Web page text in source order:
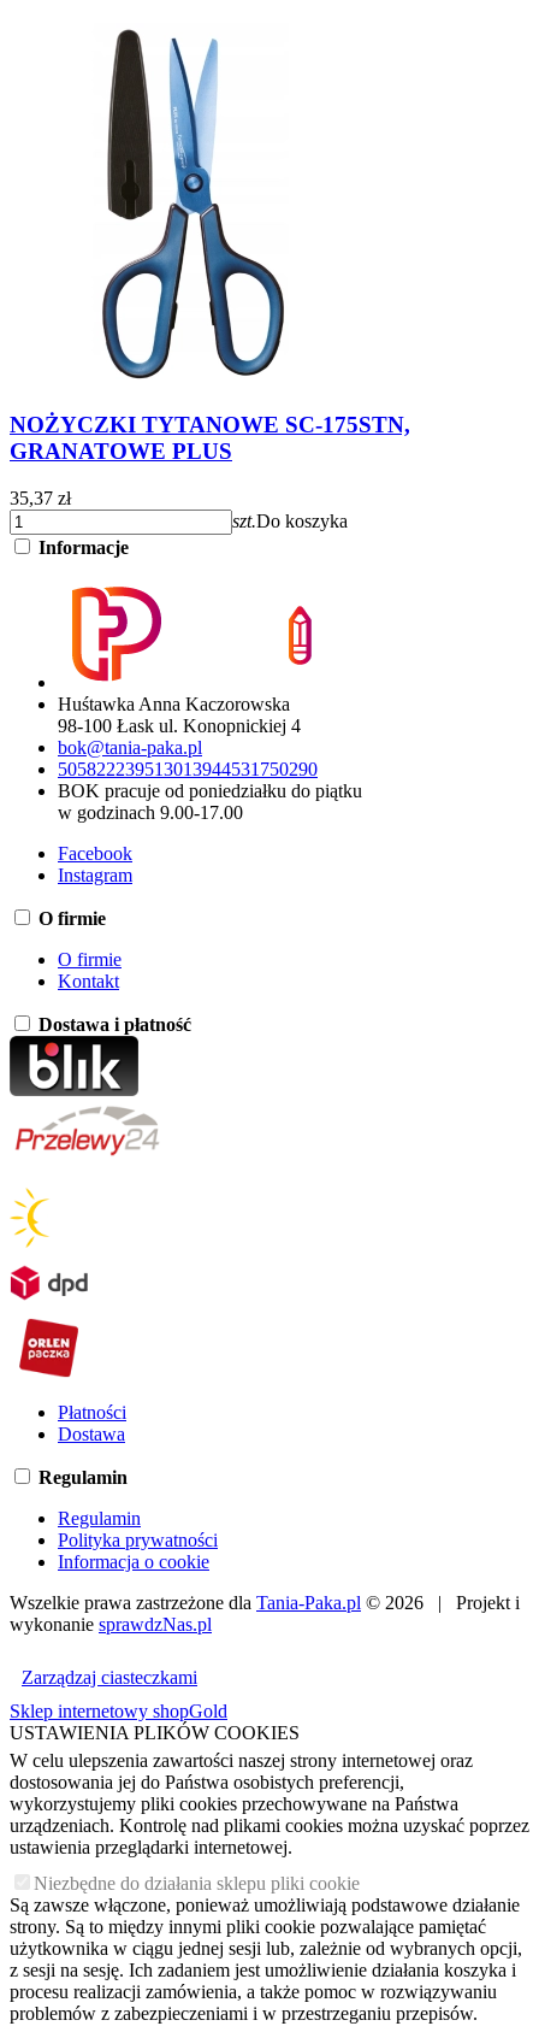
NOŻYCZKI TYTANOWE SC-175STN,
GRANATOWE PLUS
35,37 zł
szt.Do koszyka
Informacje
Huśtawka Anna Kaczorowska
98-100 Łask ul. Konopnickiej 4
bok@tania-paka.pl
505822239513013944531750290
BOK pracuje od poniedziałku do piątku
w godzinach 9.00-17.00
Facebook
Instagram
O firmie
O firmie
Kontakt
Dostawa i płatność
Płatności
Dostawa
Regulamin
Regulamin
Polityka prywatności
Informacja o cookie
Wszelkie prawa zastrzeżone dla Tania-Paka.pl © 2026 | Projekt i
wykonanie sprawdzNas.pl
Zarządzaj ciasteczkami
Sklep internetowy shopGold
USTAWIENIA PLIKÓW COOKIES
W celu ulepszenia zawartości naszej strony internetowej oraz
dostosowania jej do Państwa osobistych preferencji,
wykorzystujemy pliki cookies przechowywane na Państwa
urządzeniach. Kontrolę nad plikami cookies można uzyskać poprzez
ustawienia przeglądarki internetowej.
Niezbędne do działania sklepu pliki cookie
Są zawsze włączone, ponieważ umożliwiają podstawowe działanie
strony. Są to między innymi pliki cookie pozwalające pamiętać
użytkownika w ciągu jednej sesji lub, zależnie od wybranych opcji,
z sesji na sesję. Ich zadaniem jest umożliwienie działania koszyka i
procesu realizacji zamówienia, a także pomoc w rozwiązywaniu
problemów z zabezpieczeniami i w przestrzeganiu przepisów.